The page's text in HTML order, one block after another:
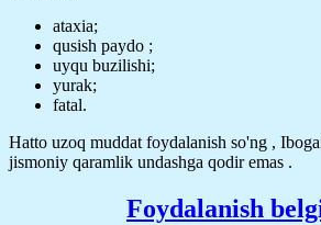
ataxia;
qusish paydo ;
uyqu buzilishi;
yurak;
fatal.
Hatto uzoq muddat foydalanish so'ng ,
jismoniy qaramlik undashga qodir emas .
Foydalanish